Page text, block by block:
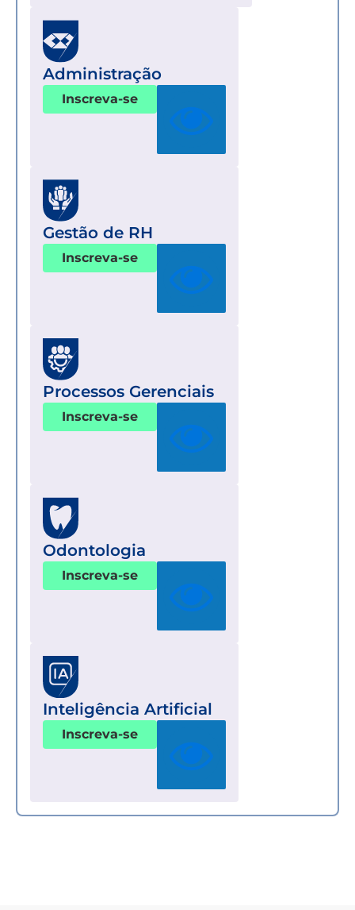
Administração
Inscreva-se
Gestão de RH
Inscreva-se
Processos Gerenciais
Inscreva-se
Odontologia
Inscreva-se
Inteligência Artificial
Inscreva-se